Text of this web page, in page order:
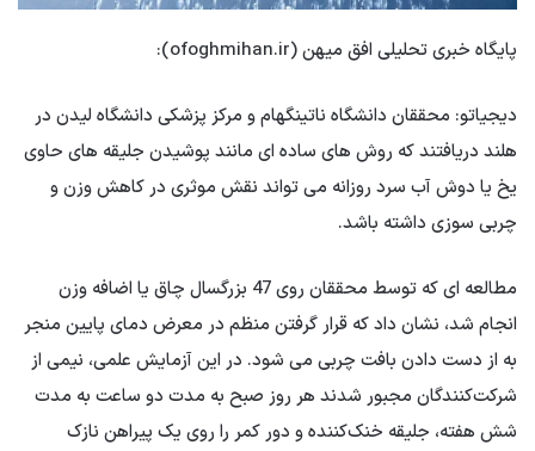
پایگاه خبری تحلیلی افق میهن (ofoghmihan.ir):
دیجیاتو: محققان دانشگاه ناتینگهام و مرکز پزشکی دانشگاه لیدن در
هلند دریافتند که روش های ساده ای مانند پوشیدن جلیقه های حاوی
یخ یا دوش آب سرد روزانه می تواند نقش موثری در کاهش وزن و
چربی سوزی داشته باشد.
مطالعه ای که توسط محققان روی 47 بزرگسال چاق یا اضافه وزن
انجام شد، نشان داد که قرار گرفتن منظم در معرض دمای پایین منجر
به از دست دادن بافت چربی می شود. در این آزمایش علمی، نیمی از
شرکت‌کنندگان مجبور شدند هر روز صبح به مدت دو ساعت به مدت
شش هفته، جلیقه خنک‌کننده و دور کمر را روی یک پیراهن نازک